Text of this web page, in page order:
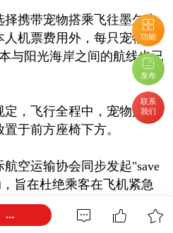
功能
发布
联系
我们
携带宠物搭乘飞往墨尔本
机票费用外，每只宠物需
与阳光海岸之间的航线也已
，飞行全程中，宠物必须
于前方座椅下方。
空运输协会同步发起"save
旨在杜绝乘客在飞机紧急
为。
...